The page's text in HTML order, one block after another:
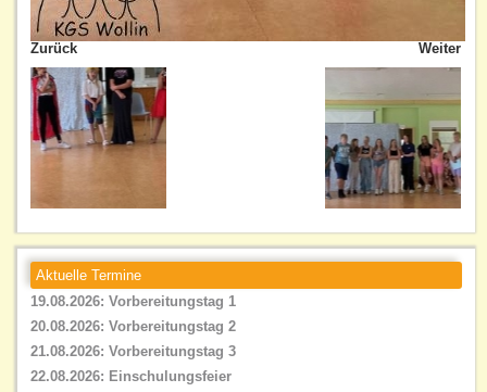
Zurück Weiter
Aktuelle Termine
19.08.2026: Vorbereitungstag 1
20.08.2026: Vorbereitungstag 2
21.08.2026: Vorbereitungstag 3
22.08.2026: Einschulungsfeier